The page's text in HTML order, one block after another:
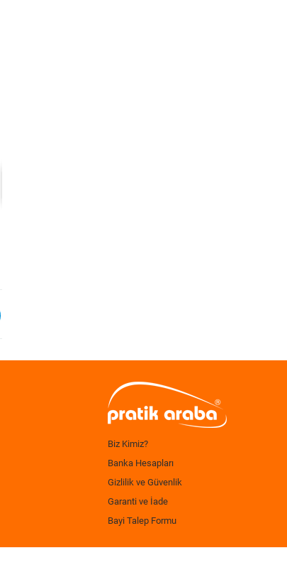
Biz Kimiz?
Banka Hesapları
Gizlilik ve Güvenlik
Garanti ve İade
Bayi Talep Formu